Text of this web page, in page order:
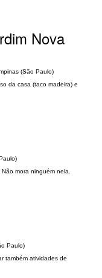
Nova
(São Paulo)
da casa (taco madeira) e
mora ninguém nela.
Paulo)
também atividades de